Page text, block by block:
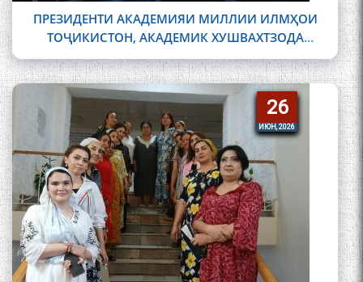
ПРЕЗИДЕНТИ АКАДЕМИЯИ МИЛЛИИ ИЛМҲОИ
ТОҶИКИСТОН, АКАДЕМИК ХУШВАХТЗОДА
ҚОБИЛҶОН ХУШВАХТ
26
26
ИЮН, 2026